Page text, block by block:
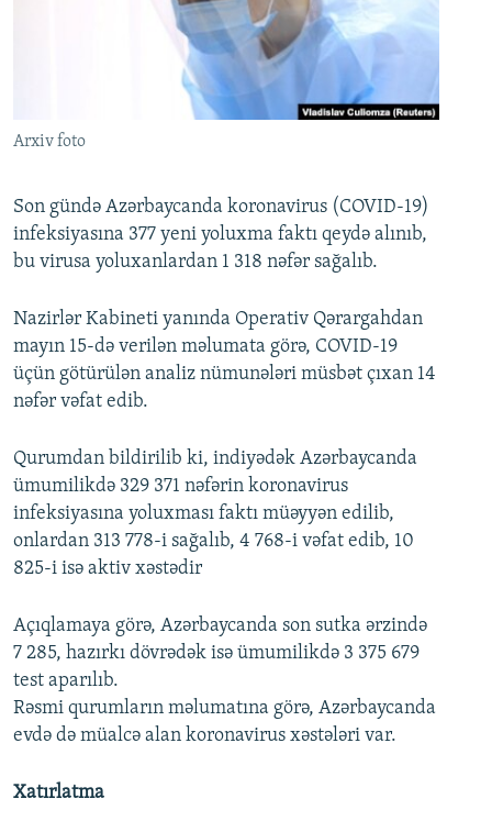
AZƏRBAYCAN ƏDƏBIYYATI KITABXANASI
İSLAM VƏ DEMOKRATIYA
PEŞƏ ETIKASI VƏ JURNALISTIKA STANDARTLARIMIZ
BIZIMLƏ ƏLAQƏ
XƏBƏR BÜLLETENLƏRIMIZ
Arxiv foto
Son gündə Azərbaycanda koronavirus (COVID-19)
infeksiyasına 377 yeni yoluxma faktı qeydə alınıb,
bu virusa yoluxanlardan 1 318 nəfər sağalıb.
Nazirlər Kabineti yanında Operativ Qərargahdan
mayın 15-də verilən məlumata görə, COVID-19
üçün götürülən analiz nümunələri müsbət çıxan 14
nəfər vəfat edib.
Qurumdan bildirilib ki, indiyədək Azərbaycanda
ümumilikdə 329 371 nəfərin koronavirus
infeksiyasına yoluxması faktı müəyyən edilib,
onlardan 313 778-i sağalıb, 4 768-i vəfat edib, 10
825-i isə aktiv xəstədir
Açıqlamaya görə, Azərbaycanda son sutka ərzində
7 285, hazırkı dövrədək isə ümumilikdə 3 375 679
test aparılıb.
Rəsmi qurumların məlumatına görə, Azərbaycanda
evdə də müalcə alan koronavirus xəstələri var.
Xatırlatma